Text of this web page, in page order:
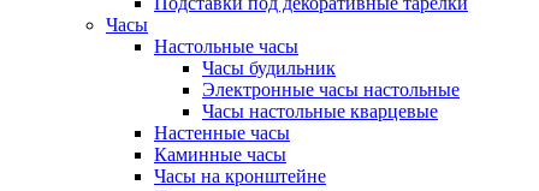
Часы
Настольные часы
Часы будильник
Электронные часы настольные
Часы настольные кварцевые
Настенные часы
Каминные часы
Часы на кронштейне